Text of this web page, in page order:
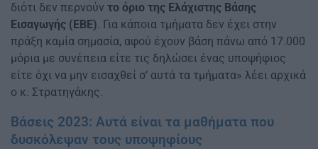
διότι δεν περνούν το όριο της Ελάχιστης Βάσης
Εισαγωγής (ΕΒΕ). Για κάποια τμήματα δεν έχει στην
πράξη καμία σημασία, αφού έχουν βάση πάνω από 17.000
μόρια με συνέπεια είτε τις δηλώσει ένας υποψήφιος
είτε όχι να μην εισαχθεί σ’ αυτά τα τμήματα» λέει αρχικά
ο κ. Στρατηγάκης.
Βάσεις 2023: Αυτά είναι τα μαθήματα που
δυσκόλεψαν τους υποψηφίους